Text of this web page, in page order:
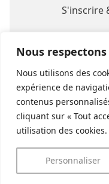
Nous
Nous utilisons des
expérience de
contenus
cliquant sur « Tout
utilisation des cookies.
Personnaliser
S'inscrire
© 2026 lieu-